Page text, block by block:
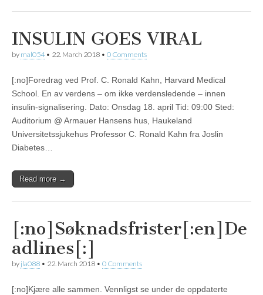
INSULIN GOES VIRAL
by mal054• 22. March 2018 • 0 Comments
[:no]Foredrag ved Prof. C. Ronald Kahn, Harvard Medical
School. En av verdens – om ikke verdensledende – innen
insulin-signalisering. Dato: Onsdag 18. april Tid: 09:00 Sted:
Auditorium @ Armauer Hansens hus, Haukeland
Universitetssjukehus Professor C. Ronald Kahn fra Joslin
Diabetes…
Read more →
[:no]Søknadsfrister[:en]De
adlines[:]
by jla088 • 22. March 2018 • 0 Comments
[:no]Kjære alle sammen. Vennligst se under de oppdaterte